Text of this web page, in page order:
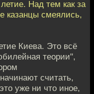
Над тем как за
казанцы смеялись,
Киева. Это всё
теории",
считать,
уже ни что иное,